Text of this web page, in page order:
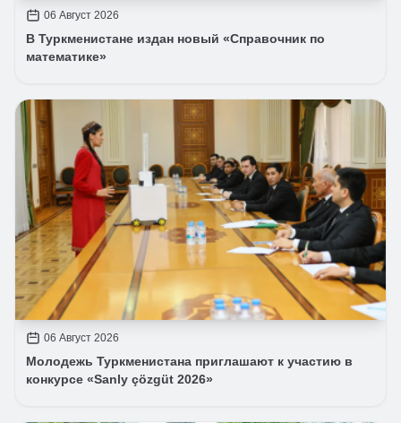
06 Август 2026
В Туркменистане издан новый «Справочник по
математике»
06 Август 2026
Молодежь Туркменистана приглашают к участию в
конкурсе «Sanly çözgüt 2026»